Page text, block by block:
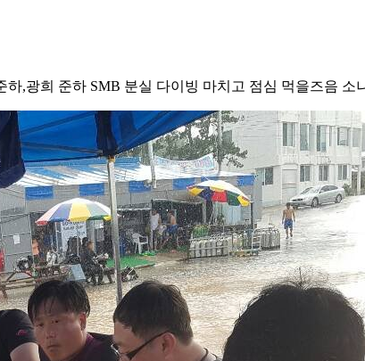
,광희 준하 SMB 분실 다이빙 마치고 점심 먹을즈음 소